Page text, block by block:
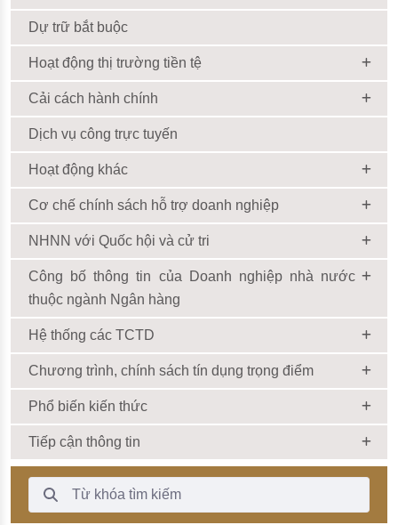
Dự trữ bắt buộc
Hoạt động thị trường tiền tệ
Cải cách hành chính
Dịch vụ công trực tuyến
Hoạt động khác
Cơ chế chính sách hỗ trợ doanh nghiệp
NHNN với Quốc hội và cử tri
Công bố thông tin của Doanh nghiệp nhà nước
thuộc ngành Ngân hàng
Hệ thống các TCTD
Chương trình, chính sách tín dụng trọng điểm
Phổ biến kiến thức
Tiếp cận thông tin
Thanh Tìm kiếm